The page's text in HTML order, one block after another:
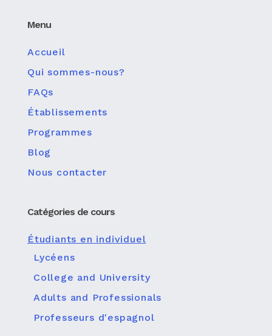
Menu
Accueil
Qui sommes-nous?
FAQs
Établissements
Programmes
Blog
Nous contacter
Catégories de cours
Étudiants en individuel
Lycéens
College and University
Adults and Professionals
Professeurs d'espagnol